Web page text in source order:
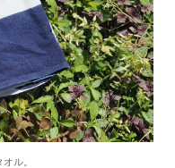
ル。